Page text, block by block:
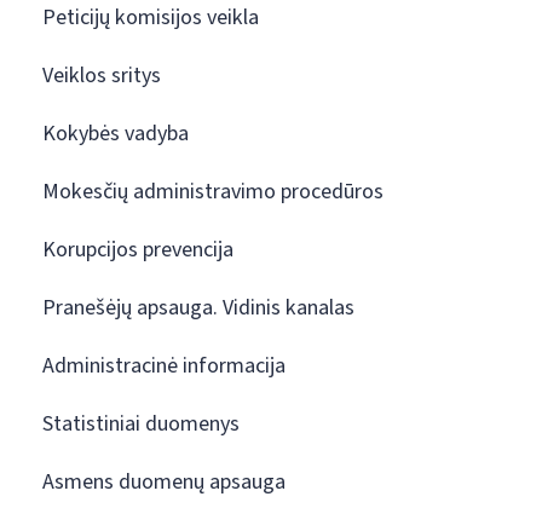
Peticijų komisijos veikla
Veiklos sritys
Kokybės vadyba
Mokesčių administravimo procedūros
Korupcijos prevencija
Pranešėjų apsauga. Vidinis kanalas
Administracinė informacija
Statistiniai duomenys
Asmens duomenų apsauga